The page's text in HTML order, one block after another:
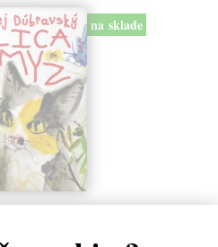
na sklade